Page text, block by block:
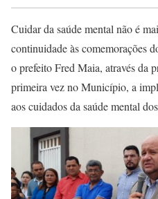
Cuidar da saúde mental não é
continuidade às comemorações
o prefeito Fred Maia, através da
primeira vez no Município, a
aos cuidados da saúde mental